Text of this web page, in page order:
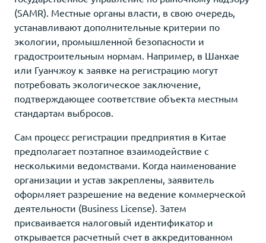
(SAMR). Местные органы власти, в свою очередь,
устанавливают дополнительные критерии по
экологии, промышленной безопасности и
градостроительным нормам. Например, в Шанхае
или Гуанчжоу к заявке на регистрацию могут
потребовать экологическое заключение,
подтверждающее соответствие объекта местным
стандартам выбросов.
Сам процесс регистрации предприятия в Китае
предполагает поэтапное взаимодействие с
несколькими ведомствами. Когда наименование
организации и устав закреплены, заявитель
оформляет разрешение на ведение коммерческой
деятельности (Business License). Затем
присваивается налоговый идентификатор и
открывается расчетный счет в аккредитованном